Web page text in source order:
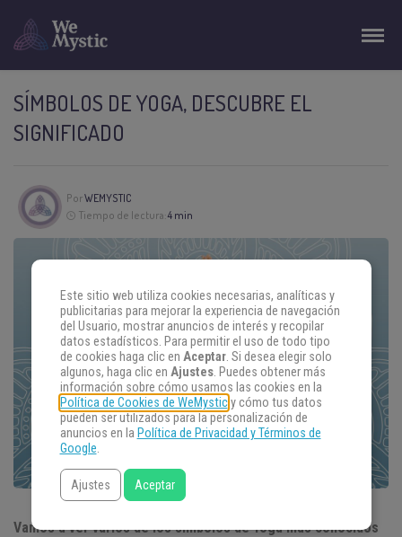
SÍMBOLOS DE YOGA, DESCUBRE EL
SIGNIFICADO
PorWEMYSTIC
Tiempo de lectura:4 min
Vamos a ver varios de los símbolos de Yoga más conocidos
Este sitio web utiliza cookies necesarias, analíticas y
publicitarias para mejorar la experiencia de navegación
del Usuario, mostrar anuncios de interés y recopilar
datos estadísticos. Para permitir el uso de todo tipo
de cookies haga clic en Aceptar. Si desea elegir solo
algunos, haga clic en Ajustes. Puedes obtener más
información sobre cómo usamos las cookies en la
Política de Cookies de WeMysticy cómo tus datos
pueden ser utilizados para la personalización de
anuncios en la Política de Privacidad y Términos de
Google.
Ajustes Aceptar